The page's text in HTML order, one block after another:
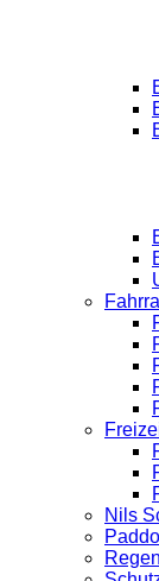
Nils